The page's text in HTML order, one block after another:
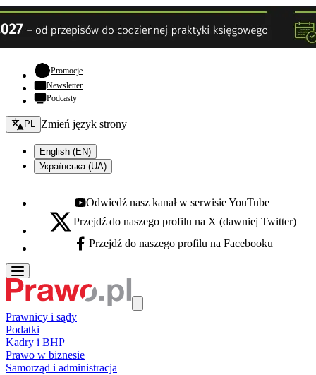
Promocje- otwiera się w nowej karcie
Newsletter
Podcasty
Zmień język - bieżący:
PL Zmień język strony
English (EN)
Українська (UA)
Youtube - otwiera się w nowej karcie
Odwiedź nasz kanał w serwisie YouTube
X - otwiera się w nowej karcie
Przejdź do naszego profilu na X (dawniej Twitter)
Facebook - otwiera się w nowej karcie
Przejdź do naszego profilu na Facebooku
Prawnicy i sądy
Podatki
Kadry i BHP
Prawo w biznesie
Samorząd i administracja